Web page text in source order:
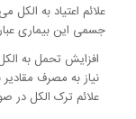
علائم اعتیاد به الکل
جسمی این بیماری
افزایش تحمل به
نیاز به مصرف
علائم ترک الکل